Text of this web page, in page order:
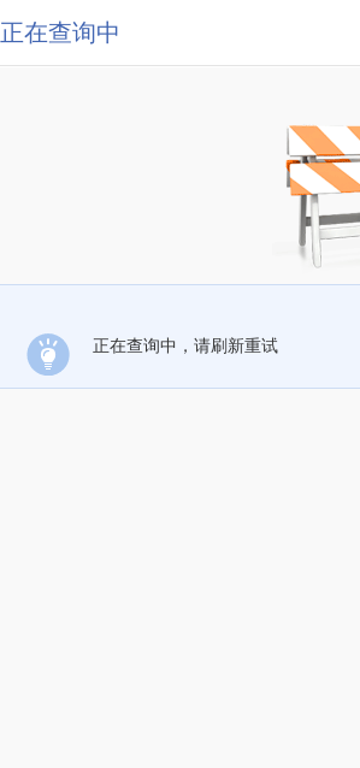
正在查询中
正在查询中，请刷新重试